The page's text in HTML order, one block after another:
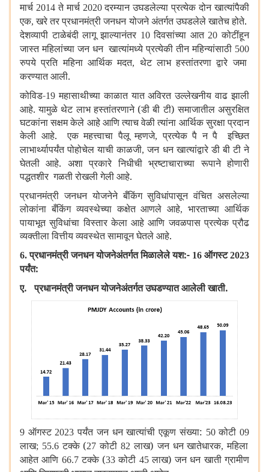
मार्च 2014ते मार्च 2020दरम्यान उघडलेल्या प्रत्येक दोन खात्यांपैकी
एक,खरे तर प्रधानमंत्री जनधन योजने अंतर्गत उघडलेले खातेच होते.
देशव्यापी टाळेबंदी लागू झाल्यानंतर 10दिवसांच्या आत20 कोटींहून
जास्त महिलांच्या जन धन खात्यांमध्ये प्रत्येकी तीन महिन्यांसाठी 500
रुपये प्रति महिना आर्थिक मदत, थेट लाभ हस्तांतरणा द्वारे जमा
करण्यात आली.
कोविड-19 महासाथीच्या काळात यात अविरत उल्लेखनीय वाढ झाली
आहे. यामुळे थेट लाभ हस्तांतरणाने (डी बी टी) समाजातील असुरक्षित
घटकांना सक्षम केले आहे आणि त्याच वेळी त्यांना आर्थिक सुरक्षा प्रदान
केली आहे. एक महत्त्वाचा पैलू म्हणजे,प्रत्येक पै न पै इच्छित
लाभार्थ्यापर्यंत पोहोचेल याची काळजी,जन धन खात्यांद्वारे डी बी टी ने
घेतली आहे. अशा प्रकारे निधीची भ्रष्टाचाराच्या रूपाने होणारी
पद्धतशीर गळती रोखली गेली आहे.
प्रधानमंत्री जनधन योजनेने बँकिंग सुविधांपासून वंचित असलेल्या
लोकांना बँकिंग व्यवस्थेच्या कक्षेत आणले आहे,भारताच्या आर्थिक
पायाभूत सुविधांचा विस्तार केला आहे आणि जवळपास प्रत्येक प्रौढ
व्यक्तीला वित्तीय व्यवस्थेत सामावून घेतले आहे.
6.प्रधानमंत्री जनधन योजनेअंतर्गत मिळालेले यश:- 16 ऑगस्ट2023
पर्यंत:
ए. प्रधानमंत्री जनधन योजनेअंतर्गत उघडण्यात आलेली खाती.
9 ऑगस्ट2023 पर्यंत जन धन खात्यांची एकूण संख्या: 50कोटी09
लाख; 55.6टक्के (27 कोटी82 लाख) जन धन खातेधारक,महिला
आहेत आणि 66.7टक्के (33 कोटी 45लाख) जन धन खाती ग्रामीण